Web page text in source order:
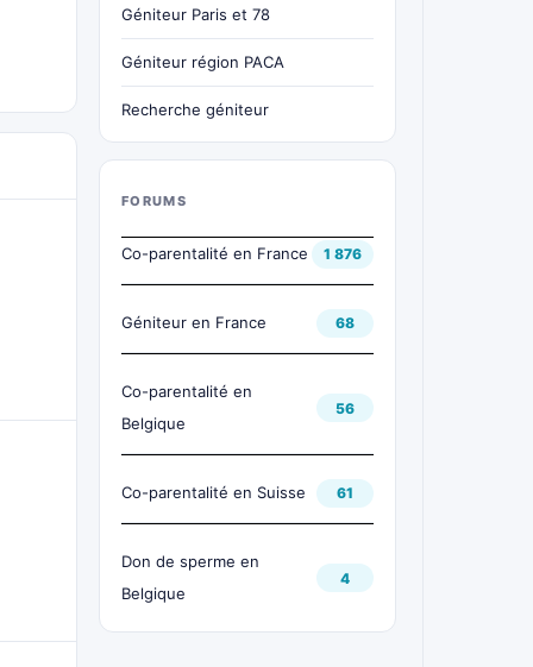
Géniteur Paris et 78
Géniteur région PACA
Recherche géniteur
FORUMS
Co-parentalité en France 1 876
Géniteur en France 68
Co-parentalité en
Belgique
56
Co-parentalité en Suisse 61
Don de sperme en
Belgique
4